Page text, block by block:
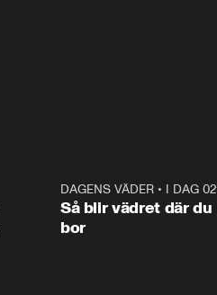
DAGENS VÄDER• I DAG
Så blir vädret där du
bor